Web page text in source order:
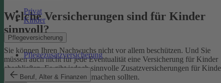
Privat
Kinder
Pflegeversicherung
Pflegezusatzversicherung
Beruf, Alter & Finanzen
Welche Versicherungen sind für Kinder
sinnvoll?
Sie können Ihren Nachwuchs nicht vor allem beschützen. Und Sie
müssen auch nicht für jede Eventualität eine Versicherung für Kinder
abschließen. Es gibt jedoch sinnvolle Zusatzversicherungen für
über die Sie sich Gedanken machen sollten.